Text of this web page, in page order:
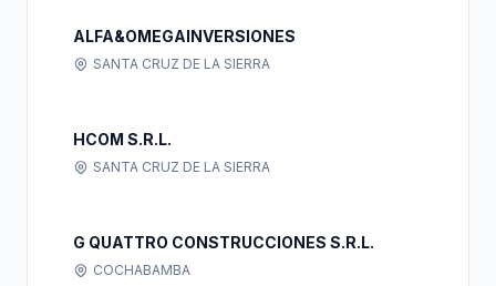
ALFA&OMEGAINVERSIONES
SANTA CRUZ DE LA SIERRA
HCOM S.R.L.
SANTA CRUZ DE LA SIERRA
G QUATTRO CONSTRUCCIONES S.R.L.
COCHABAMBA